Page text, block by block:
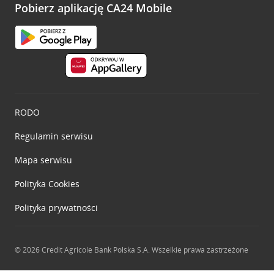
opinie.
Pobierz aplikację CA24 Mobile
RODO
Regulamin serwisu
Mapa serwisu
Polityka Cookies
Polityka prywatności
© 2026 Credit Agricole Bank Polska S.A. Wszelkie prawa zastrzeżone